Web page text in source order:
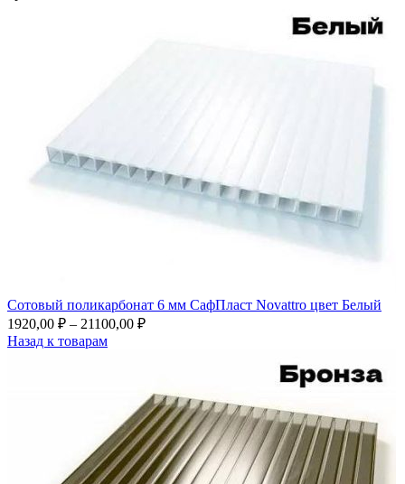
Сотовый поликарбонат 6 мм СафПласт Novattro цвет Белый
1920,00 ₽ – 21100,00 ₽
Назад к товарам